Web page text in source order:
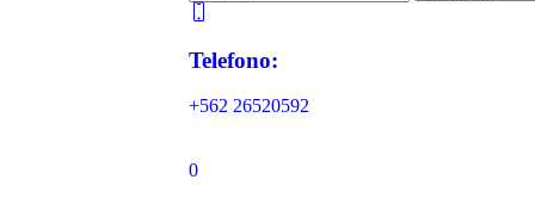
Telefono:
+562 26520592
0